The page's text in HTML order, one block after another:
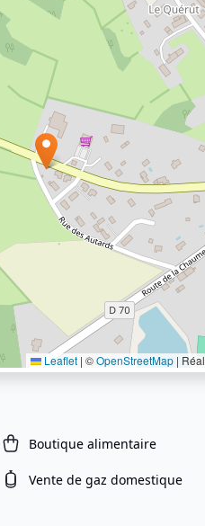
Leaflet | ©OpenStreetMap |
Boutique alimentaire
Vente de gaz domestique